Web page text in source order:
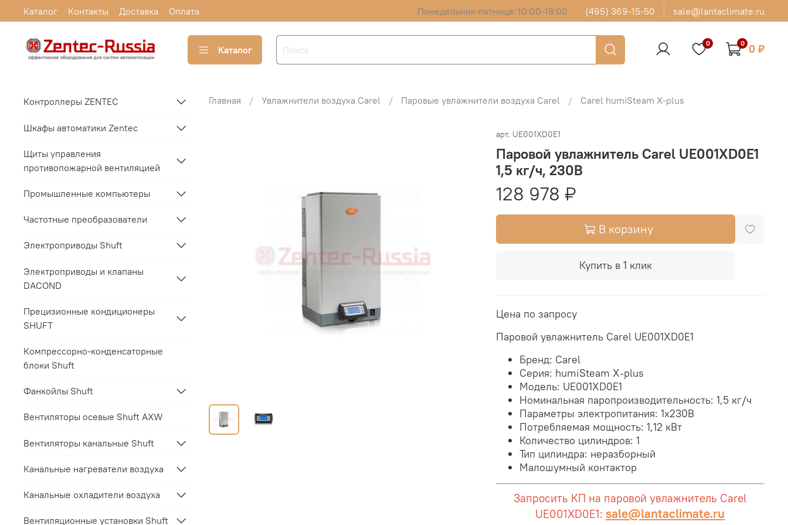
Каталог Контакты Доставка Оплата Понедельник-пятница: 10:00-18:00 (495) 369-15-50 sale@lantaclimate.ru
Каталог
0 0 0 ₽
Главная Увлажнители воздуха Carel Паровые увлажнители воздуха Carel Carel humiSteam X-plus
арт. UE001XD0E1
Паровой увлажнитель Carel UE001XD0E1
1,5 кг/ч, 230В
128 978 ₽
В корзину
Купить в 1 клик
Цена по запросу
Паровой увлажнитель Carel UE001XD0E1
Бренд: Carel
Серия: humiSteam X-plus
Модель: UE001XD0E1
Номинальная паропроизводительность: 1,5 кг/ч
Параметры электропитания: 1x230В
Потребляемая мощность: 1,12 кВт
Количество цилиндров: 1
Тип цилиндра: неразборный
Малошумный контактор​
Запросить КП на паровой увлажнитель Carel
UE001XD0E1: sale@lantaclimate.ru
Контроллеры ZENTEC
Шкафы автоматики Zentec
Щиты управления
противопожарной вентиляцией
Промышленные компьютеры
Частотные преобразователи
Электроприводы Shuft
Электроприводы и клапаны
DACOND
Прецизионные кондиционеры
SHUFT
Компрессорно-конденсаторные
блоки Shuft
Фанкойлы Shuft
Вентиляторы осевые Shuft AXW
Вентиляторы канальные Shuft
Канальные нагреватели воздуха
Канальные охладители воздуха
Вентиляционные установки Shuft